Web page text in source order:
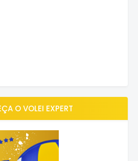
O VOLEI EXPERT